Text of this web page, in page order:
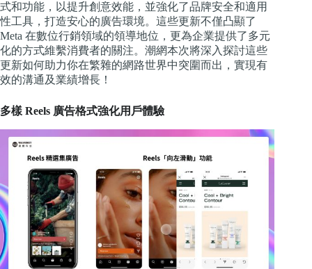
式和功能，以提升創意效能，並強化了品牌安全和適用
性工具，打造安心的廣告環境。這些更新不僅凸顯了
Meta 在數位行銷領域的領導地位，更為企業提供了多元
化的方式維繫消費者的關注。潮網本次將深入探討這些
更新如何助力你在繁雜的網路世界中突圍而出，實現有
效的溝通及業績增長！
多樣 Reels 廣告格式強化用戶體驗